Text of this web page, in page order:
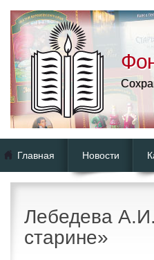
Главная Новости
Лебедева
старине»